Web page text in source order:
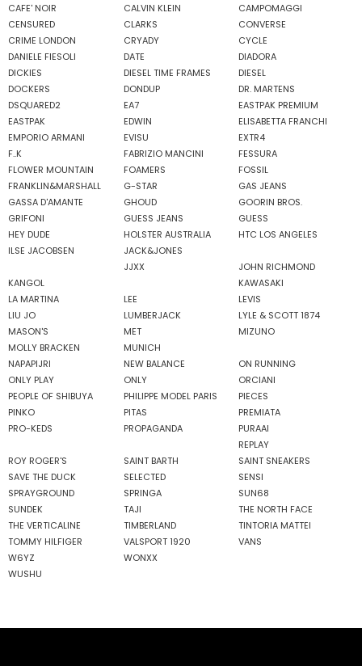
CAFE' NOIR
CALVIN KLEIN
CAMPOMAGGI
CENSURED
CLARKS
CONVERSE
CRIME LONDON
CRYADY
CYCLE
DANIELE FIESOLI
DATE
DIADORA
DICKIES
DIESEL TIME FRAMES
DIESEL
DOCKERS
DONDUP
DR. MARTENS
DSQUARED2
EA7
EASTPAK PREMIUM
EASTPAK
EDWIN
ELISABETTA FRANCHI
EMPORIO ARMANI
EVISU
EXTR4
F..K
FABRIZIO MANCINI
FESSURA
FLOWER MOUNTAIN
FOAMERS
FOSSIL
FRANKLIN&MARSHALL
G-STAR
GAS JEANS
GASSA D'AMANTE
GHOUD
GOORIN BROS.
GRIFONI
GUESS JEANS
GUESS
HEY DUDE
HOLSTER AUSTRALIA
HTC LOS ANGELES
ILSE JACOBSEN
JACK&JONES
JJXX
JOHN RICHMOND
KANGOL
KAWASAKI
LA MARTINA
LEE
LEVIS
LIU JO
LUMBERJACK
LYLE & SCOTT 1874
MASON'S
MET
MIZUNO
MOLLY BRACKEN
MUNICH
NAPAPIJRI
NEW BALANCE
ON RUNNING
ONLY PLAY
ONLY
ORCIANI
PEOPLE OF SHIBUYA
PHILIPPE MODEL PARIS
PIECES
PINKO
PITAS
PREMIATA
PRO-KEDS
PROPAGANDA
PURAAI
REPLAY
ROY ROGER'S
SAINT BARTH
SAINT SNEAKERS
SAVE THE DUCK
SELECTED
SENSI
SPRAYGROUND
SPRINGA
SUN68
SUNDEK
TAJI
THE NORTH FACE
THE VERTICALINE
TIMBERLAND
TINTORIA MATTEI
TOMMY HILFIGER
VALSPORT 1920
VANS
W6YZ
WONXX
WUSHU